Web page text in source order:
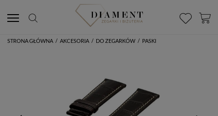
STRONA GŁÓWNA / AKCESORIA / DO ZEGARKÓW / PASKI